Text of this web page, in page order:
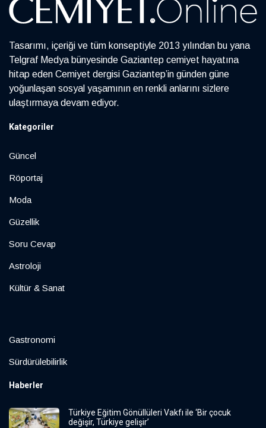
Tasarımı, içeriği ve tüm konseptiyle 2013 yılından bu yana
Telgraf Medya bünyesinde Gaziantep cemiyet hayatına
hitap eden Cemiyet dergisi Gaziantep’in günden güne
yoğunlaşan sosyal yaşamının en renkli anlarını sizlere
ulaştırmaya devam ediyor.
Kategoriler
Güncel
Röportaj
Moda
Güzellik
Soru Cevap
Astroloji
Kültür & Sanat
Gastronomi
Sürdürülebilirlik
Haberler
Türkiye Eğitim Gönüllüleri Vakfı ile ‘Bir çocuk
değişir, Türkiye gelişir’